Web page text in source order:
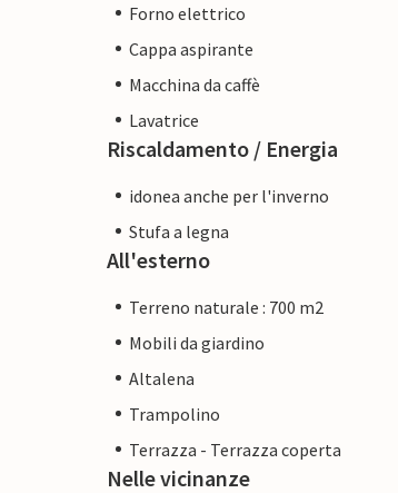
Forno elettrico
Cappa aspirante
Macchina da caffè
Lavatrice
Riscaldamento / Energia
idonea anche per l'inverno
Stufa a legna
All'esterno
Terreno naturale : 700 m2
Mobili da giardino
Altalena
Trampolino
Terrazza - Terrazza coperta
Nelle vicinanze